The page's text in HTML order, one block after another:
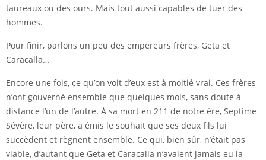
taureaux ou des ours. Mais tout aussi capables de tuer des
hommes.
Pour finir, parlons un peu des empereurs frères, Geta et
Caracalla…
Encore une fois, ce qu’on voit d’eux est à moitié vrai. Ces frères
n’ont gouverné ensemble que quelques mois, sans doute à
distance l’un de l’autre. À sa mort en 211 de notre ère, Septime
Sévère, leur père, a émis le souhait que ses deux fils lui
succèdent et règnent ensemble. Ce qui, bien sûr, n’était pas
viable, d’autant que Geta et Caracalla n’avaient jamais eu la